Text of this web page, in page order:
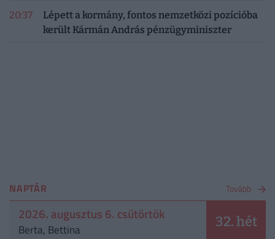
20:37
Lépett a kormány, fontos nemzetközi pozícióba
került Kármán András pénzügyminiszter
NAPTÁR Tovább
2026. augusztus 6. csütörtök
Berta, Bettina 32. hét